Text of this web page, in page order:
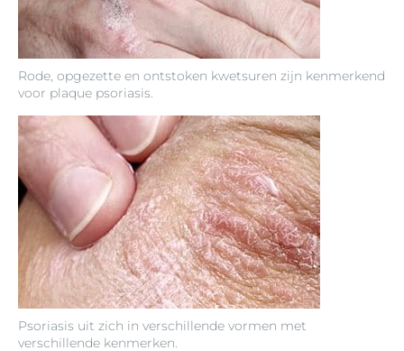
Rode, opgezette en ontstoken kwetsuren zijn kenmerkend
voor plaque psoriasis.
Psoriasis uit zich in verschillende vormen met
verschillende kenmerken.